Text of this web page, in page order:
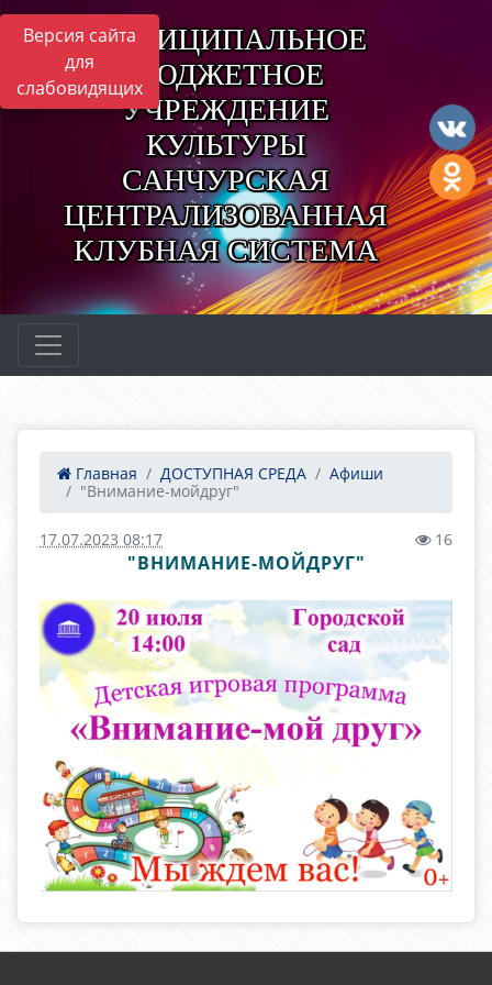
Версия сайта
для
слабовидящих
МУНИЦИПАЛЬНОЕ
БЮДЖЕТНОЕ
УЧРЕЖДЕНИЕ
КУЛЬТУРЫ
САНЧУРСКАЯ
ЦЕНТРАЛИЗОВАННАЯ
КЛУБНАЯ СИСТЕМА
Главная ДОСТУПНАЯ СРЕДА
Афиши
"Внимание-мойдруг"
17.07.2023 08:17 16
"ВНИМАНИЕ-МОЙДРУГ"